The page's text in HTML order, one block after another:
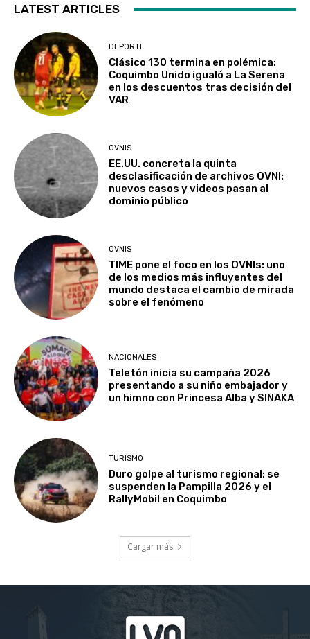
LATEST ARTICLES
DEPORTE
Clásico 130 termina en polémica:
Coquimbo Unido igualó a La Serena
en los descuentos tras decisión del
VAR
OVNIS
EE.UU. concreta la quinta
desclasificación de archivos OVNI:
nuevos casos y videos pasan al
dominio público
OVNIS
TIME pone el foco en los OVNIs: uno
de los medios más influyentes del
mundo destaca el cambio de mirada
sobre el fenómeno
NACIONALES
Teletón inicia su campaña 2026
presentando a su niño embajador y
un himno con Princesa Alba y SINAKA
TURISMO
Duro golpe al turismo regional: se
suspenden la Pampilla 2026 y el
RallyMobil en Coquimbo
Cargar más